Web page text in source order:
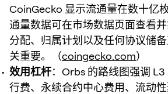
CoinGecko 显示流通量在数十亿
通量数据可在市场数据页面查看
分配、归属计划以及任何协议储
关重要。（coingecko.com）
效用杠杆：Orbs 的路线图强调
行费、永续合约中心费用、流动